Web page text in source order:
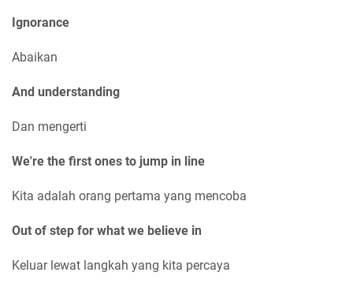
Ignorance
Abaikan
And understanding
Dan mengerti
We're the first ones to jump in line
Kita adalah orang pertama yang mencoba
Out of step for what we believe in
Keluar lewat langkah yang kita percaya